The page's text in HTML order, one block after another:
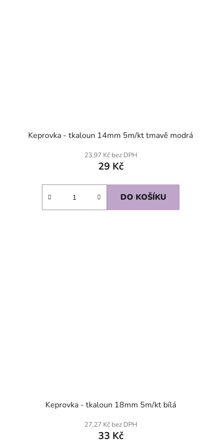
Keprovka - tkaloun 14mm 5m/kt tmavě modrá
23,97 Kč bez DPH
29 Kč
DO KOŠÍKU
Keprovka - tkaloun 18mm 5m/kt bílá
27,27 Kč bez DPH
33 Kč